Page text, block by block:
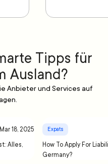
Tipps für
Ausland?
Anbieter und Services auf
Mar 18, 2025
Alles,
Expats
How To Apply For
Germany?